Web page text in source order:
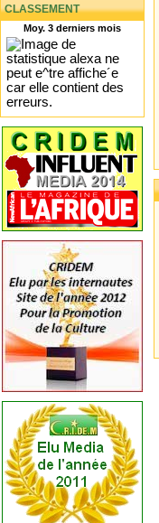
CLASSEMENT
Moy. 3 derniers mois